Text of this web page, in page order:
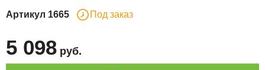
Артикул 1665 Под заказ
5 098 руб.